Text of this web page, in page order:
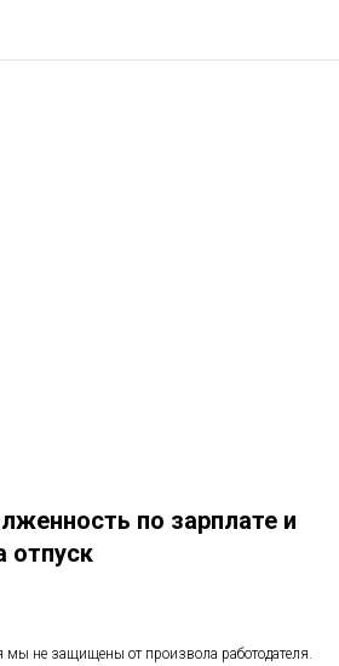
по зарплате и
отпуск
не защищены от произвола работодателя.